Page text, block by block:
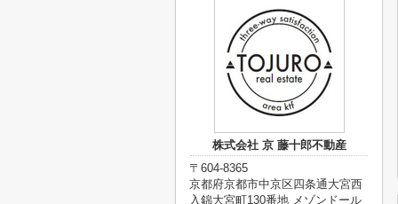
株式会社 京 藤十郎不動産
〒604-8365
京都府京都市中京区四条通大宮西
入錦大宮町130番地 メゾンドール